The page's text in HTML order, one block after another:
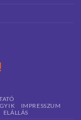
GYIK
IMPRESSZUM
ELÁLLÁS